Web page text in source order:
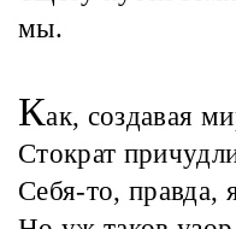
мы.
Как, создавая
Стократ
Себя-то, правда,